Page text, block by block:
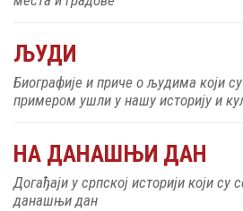
ЉУДИ
Биографије и приче о људима који
примером ушли у нашу историју и
НА ДАНАШЊИ ДАН
Догађаји у српској историји који су
данашњи дан